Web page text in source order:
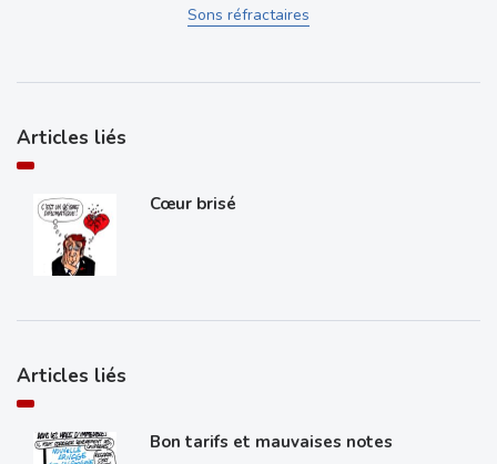
Sons réfractaires
Articles liés
Cœur brisé
Articles liés
Bon tarifs et mauvaises notes